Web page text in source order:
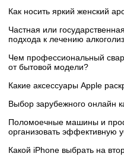
Как носить яркий женский
Частная или
подхода к лечению
Чем профессиональный
от бытовой модели?
Какие аксессуары Apple
Выбор зарубежного онлайн
Поломоечные машины и
организовать эффективную
Какой iPhone выбрать на